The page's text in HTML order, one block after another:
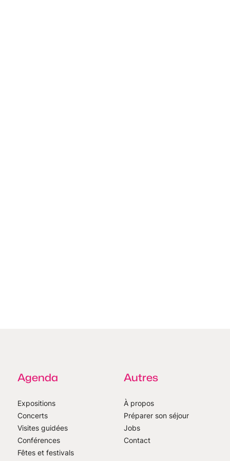
Agenda
Expositions
Concerts
Visites guidées
Conférences
Fêtes et festivals
Autres
À propos
Préparer son séjour
Jobs
Contact